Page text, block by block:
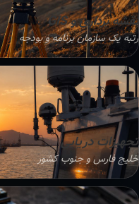
نقشه برداری و GIS
رتبه یک سازمان برنامه و بودجه
تجهیزات دریایی
خلیج فارس و جنوب کشور